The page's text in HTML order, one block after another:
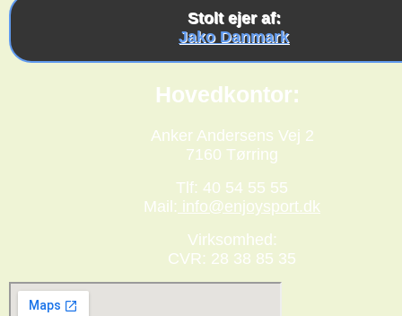
Stolt ejer af:
Jako Danmark
Hovedkontor:
Anker Andersens Vej 2
7160 Tørring
Tlf: 40 54 55 55
Mail: info@enjoysport.dk
Virksomhed:
CVR: 28 38 85 35